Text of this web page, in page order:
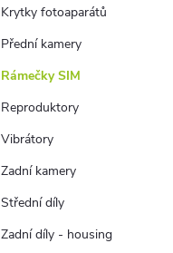
Krytky fotoaparátů
Přední kamery
Rámečky SIM
Reproduktory
Vibrátory
Zadní kamery
Střední díly
Zadní díly - housing